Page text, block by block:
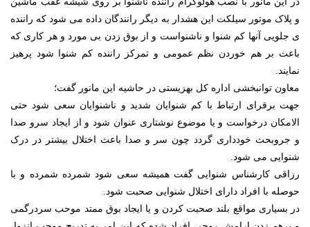
و پلاک موتور سیلکت این هشدار به دیگر رانندگان داده می شود که راننده
ی جلویی آنها کم شنوا و ناشنواست و از بوق زدن بی مورد و هر کاری که
باعث بر هم خوردن نظم عمومی و تمرکز راننده کم شنوا شود پرهیز
نمایند.
معاون توانبخشی اداره کل بهزیستی در حاشیه این مانور گفت؛
جهت برقرای ارتباط با کم شنوایان شدید و ناشنوایان سعی شود حتی
الامکان درخواست و یا موضوع نوشتاری عنوان شود و از ایجاد سرو صدا
و جروبحث خودداری گردد چون سر و صدا باعث اختلال بیشتر در درک
شنوایی می شود.
رزاقی کارشناس شنوایی گفت همیشه سعی شود شمرده شمرده و با
حوصله با افراد دارای اختلال شنوایی صحبت شود.
در بسیاری مواقع بلند صحبت کردن و یا ایجاد بوق ممتد موحب سردرگمی